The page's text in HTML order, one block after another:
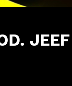
JEEF